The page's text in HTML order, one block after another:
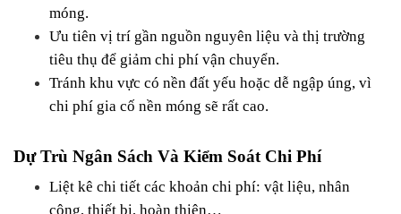
móng.
Ưu tiên vị trí gần nguồn nguyên liệu và thị trường
tiêu thụ để giảm chi phí vận chuyển.
Tránh khu vực có nền đất yếu hoặc dễ ngập úng, vì
chi phí gia cố nền móng sẽ rất cao.
Dự Trù Ngân Sách Và Kiểm Soát Chi Phí
Liệt kê chi tiết các khoản chi phí: vật liệu, nhân
công, thiết bị, hoàn thiện…